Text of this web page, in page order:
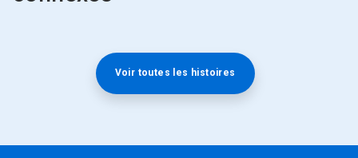
Voir toutes les histoires